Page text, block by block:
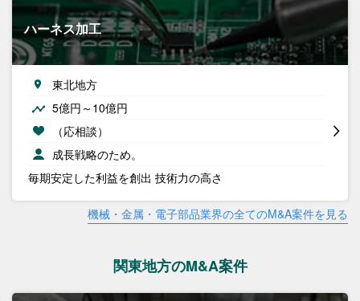
ハーネス加工
東北地方
5億円～10億円
（応相談）
成長戦略のため。
毎期安定した利益を創出 技術力の高さ
機械・金属・電子部品業界の全てのM&A案件を見る
関東地方のM&A案件